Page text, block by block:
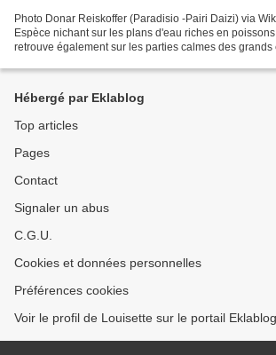
Photo Donar Reiskoffer (Paradisio -Pairi Daizi) via
Espèce nichant sur les plans d'eau riches en
retrouve également sur les parties calmes des grands
Hébergé par Eklablog
Top articles
Pages
Contact
Signaler un abus
C.G.U.
Cookies et données personnelles
Préférences cookies
Voir le profil de Louisette sur le portail Eklablog